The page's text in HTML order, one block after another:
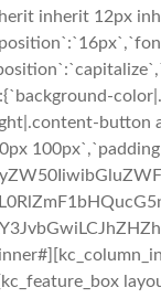
inherit 12px